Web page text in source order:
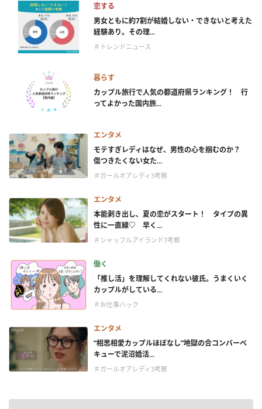
恋する
男女ともに約7割が結婚しない・できないと考えた
経験あり。その理...
＃トレンドニュース
暮らす
カップル旅行で人気の都道府県ランキング！ 行
ってよかった国内旅...
エンタメ
モテすぎレディはなぜ、男性の心を掴むのか？
傷つきたくない女た...
＃ガールオアレディ3考察
エンタメ
本能剥き出し、夏の恋がスタート！ タイプの異
性に一直線♡ 早く...
＃シャッフルアイランド7考察
働く
「推し活」を理解してくれない彼氏。うまくいく
カップルがしている...
＃お仕事ハック
エンタメ
“相思相愛カップルほぼなし”地獄の合コンバーベ
キューで泥沼婚活...
＃ガールオアレディ3考察